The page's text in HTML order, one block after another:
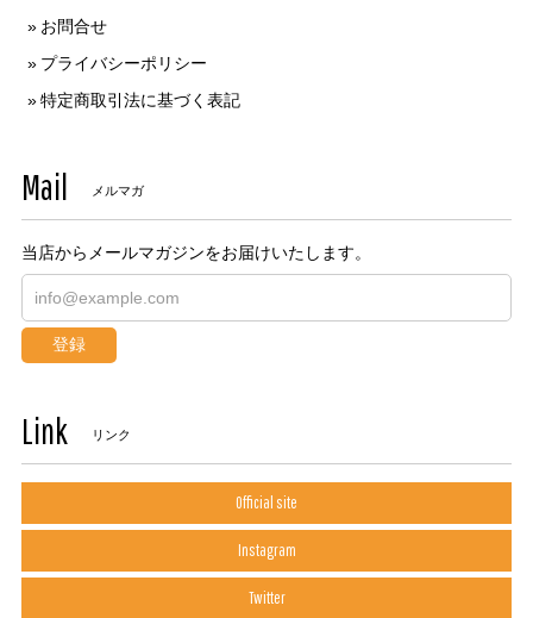
お問合せ
プライバシーポリシー
特定商取引法に基づく表記
Mail メルマガ
当店からメールマガジンをお届けいたします。
登録
Link リンク
Official site
Instagram
Twitter